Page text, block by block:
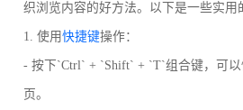
织浏览内容的好方法。以下是一些实用
1. 使用快捷键操作：
- 按下`Ctrl` + `Shift` + `T`组合键，可
页。